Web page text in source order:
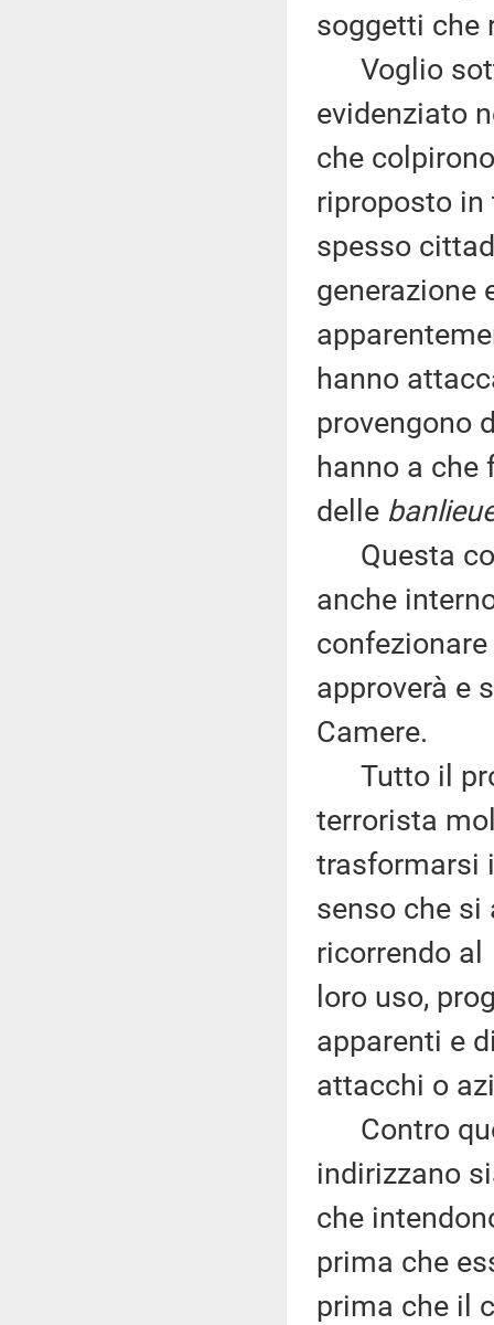
soggetti che
Voglio
evidenziato
che
riproposto
spesso
generazione
hanno
provengono
hanno a che
delle
Questa
anche
approverà e
Camere.
Tutto il
terrorista
trasformarsi
senso che si
ricorrendo al
loro uso,
apparenti e
attacchi o
Contro
indirizzano
che
prima che
prima che il